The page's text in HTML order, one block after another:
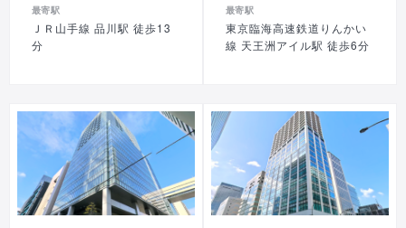
最寄駅
ＪＲ山手線 品川駅 徒歩13
分
最寄駅
東京臨海高速鉄道りんかい
線 天王洲アイル駅 徒歩6分